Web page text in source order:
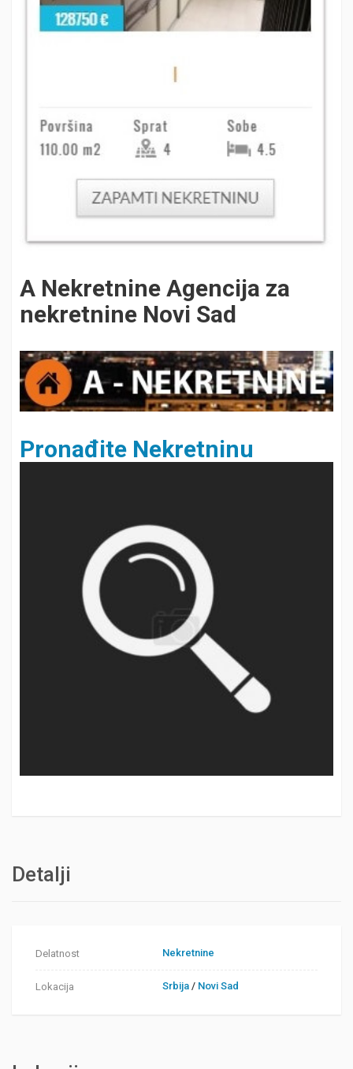
A Nekretnine Agencija za
nekretnine Novi Sad
Pronađite Nekretninu
Detalji
Delatnost Nekretnine
Lokacija Srbija / Novi Sad